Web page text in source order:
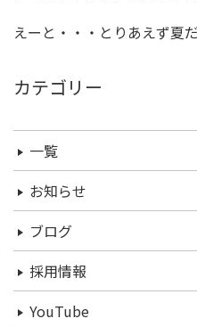
えーと・・・とりあえず夏
カテゴリー
一覧
お知らせ
ブログ
採用情報
YouTube